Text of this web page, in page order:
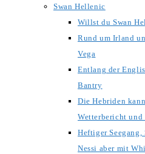
Swan Hellenic
Willst du Swan
Rund um Irland
Vega
Entlang der
Bantry
Die Hebriden
Wetterbericht und
Heftiger
Nessi aber mit